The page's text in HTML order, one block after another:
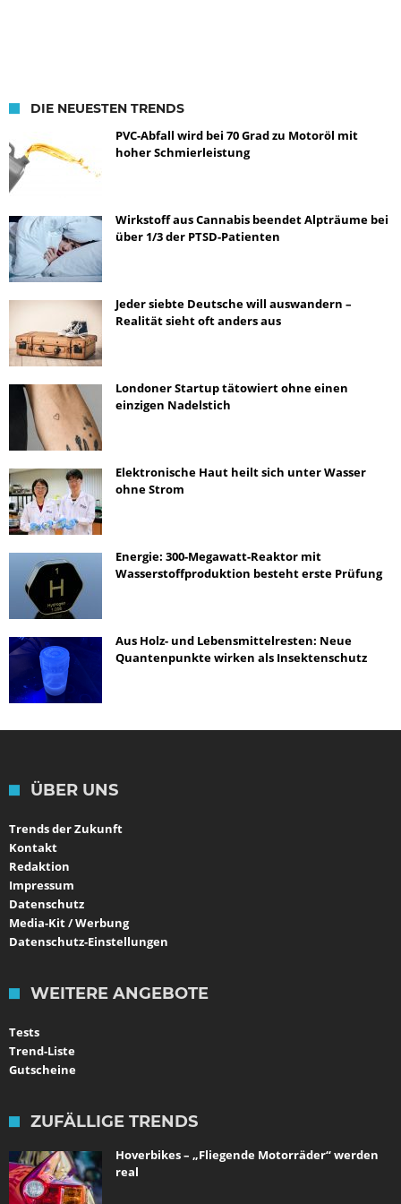
DIE NEUESTEN TRENDS
PVC-Abfall wird bei 70 Grad zu Motoröl mit
hoher Schmierleistung
Wirkstoff aus Cannabis beendet Alpträume bei
über 1/3 der PTSD-Patienten
Jeder siebte Deutsche will auswandern –
Realität sieht oft anders aus
Londoner Startup tätowiert ohne einen
einzigen Nadelstich
Elektronische Haut heilt sich unter Wasser
ohne Strom
Energie: 300-Megawatt-Reaktor mit
Wasserstoffproduktion besteht erste Prüfung
Aus Holz- und Lebensmittelresten: Neue
Quantenpunkte wirken als Insektenschutz
ÜBER UNS
Trends der Zukunft
Kontakt
Redaktion
Impressum
Datenschutz
Media-Kit / Werbung
Datenschutz-Einstellungen
WEITERE ANGEBOTE
Tests
Trend-Liste
Gutscheine
ZUFÄLLIGE TRENDS
Hoverbikes – „Fliegende Motorräder“ werden
real